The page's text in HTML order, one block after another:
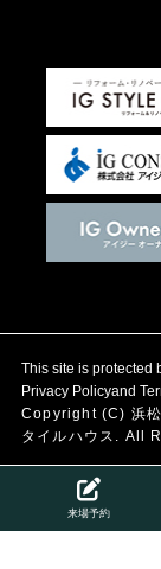
This site is protected
Privacy Policyand
Copyright (C) 浜
タイルハウス. All
来場予約